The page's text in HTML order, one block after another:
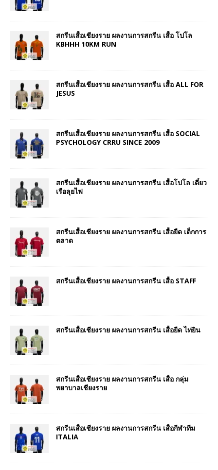
สกรีนเสื้อเชียงราย ผลงานการสกรีน เสื้อ โปโล
KBHHH 10KM RUN
สกรีนเสื้อเชียงราย ผลงานการสกรีน เสื้อ ALL FOR
JESUS
สกรีนเสื้อเชียงราย ผลงานการสกรีน เสื้อ SOCIAL
PSYCHOLOGY CRRU SINCE 2009
สกรีนเสื้อเชียงราย ผลงานการสกรีน เสื้อโปโล เตี๋ยว
เรือลุยไฟ
สกรีนเสื้อเชียงราย ผลงานการสกรีน เสื้อยืด เด็กการ
ตลาด
สกรีนเสื้อเชียงราย ผลงานการสกรีน เสื้อ STAFF
สกรีนเสื้อเชียงราย ผลงานการสกรีน เสื้อยืด ไท่ยิน
สกรีนเสื้อเชียงราย ผลงานการสกรีน เสื้อ กลุ่ม
พยาบาลเชียงราย
สกรีนเสื้อเชียงราย ผลงานการสกรีน เสื้อกีฬาทีม
ITALIA